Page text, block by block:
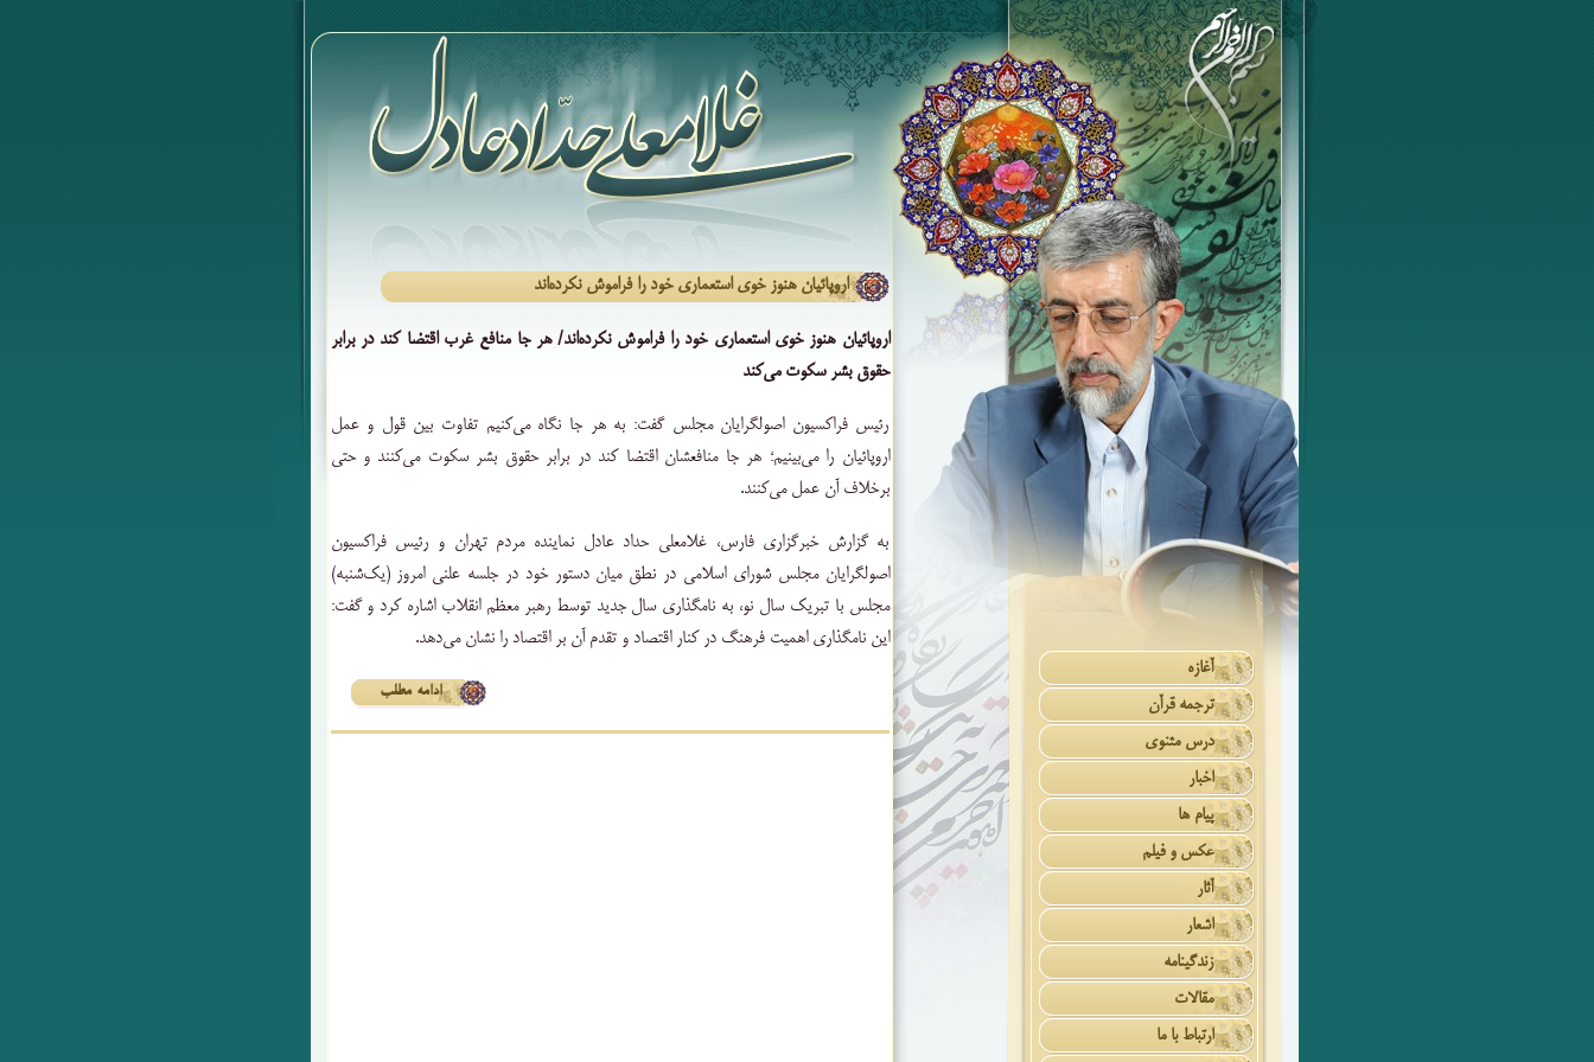
آغازه
ترجمه قرآن
درس مثنوی
اخبار
پیام ها
عکس و فیلم
آثار
اشعار
زندگینامه
مقالات
ارتباط با ما
اروپائیان هنوز خوی استعماری خود را فراموش نکرده‌اند‌
اروپائیان هنوز خوی استعماری خود را فراموش نکرده‌اند‌/ هر جا منافع غرب اقتضا کند در برابر
حقوق بشر سکوت می‌کند
رئیس فراکسیون اصولگرایان مجلس گفت: به هر جا نگاه می‌کنیم تفاوت بین قول و عمل
اروپائیان را می‌بینیم؛ هر جا منافعشان اقتضا کند در برابر حقوق بشر سکوت می‌کنند و حتی
برخلاف آن عمل می‌کنند.
به گزارش خبرگزاری فارس، غلامعلی حداد عادل نماینده مردم تهران و رئیس فراکسیون
اصولگرایان مجلس شورای اسلامی در نطق میان دستور خود در جلسه علنی امروز (یک‌شنبه)
مجلس با تبریک سال نو، به نامگذاری سال جدید توسط رهبر معظم انقلاب اشاره کرد و گفت:
این نامگذاری اهمیت فرهنگ در کنار اقتصاد و تقدم آن بر اقتصاد را نشان می‌دهد.
ادامه مطلب